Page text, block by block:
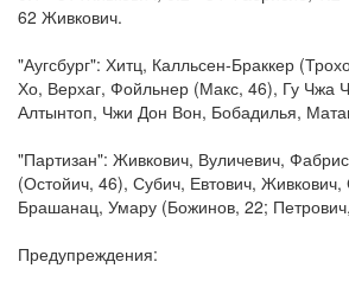
62 Живкович.
"Аугсбург": Хитц, Калльсен-Браккер
Хо, Верхаг, Фойльнер (Макс, 46), Гу Чжа
Алтынтоп, Чжи Дон Вон, Бобадилья,
"Партизан": Живкович, Вуличевич,
(Остойич, 46), Субич, Евтович, Живкович,
Брашанац, Умару (Божинов, 22;
Предупреждения: